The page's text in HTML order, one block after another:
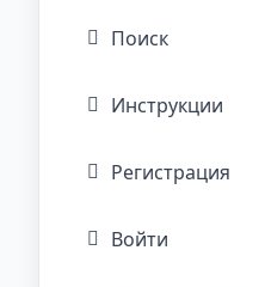
Поиск
Инструкции
Регистрация
Войти